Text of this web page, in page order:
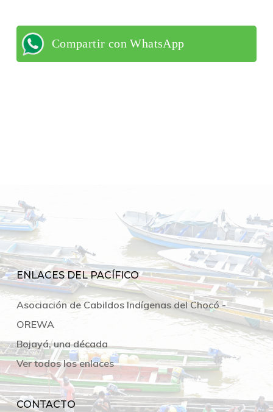
Compartir con WhatsApp
ENLACES DEL PACÍFICO
Asociación de Cabildos Indígenas del Chocó -
OREWA
Bojayá, una década
Ver todos los enlaces
CONTACTO